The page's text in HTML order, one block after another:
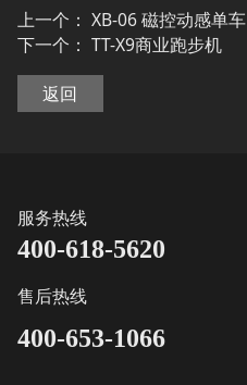
上一个： XB-06 磁控动感单车
下一个： TT-X9商业跑步机
返回
服务热线
400-618-5620
售后热线
400-653-1066